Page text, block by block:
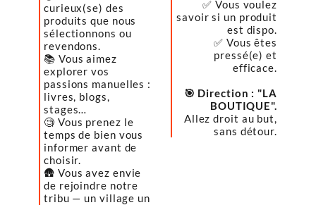
curieux(se) des
produits que nous
sélectionnons ou
revendons.
📚 Vous aimez
explorer vos
passions manuelles :
livres, blogs,
stages…
🧐 Vous prenez le
temps de bien vous
informer avant de
choisir.
🛖 Vous avez envie
de rejoindre notre
tribu — un village un
✅ Vous voulez
savoir si un produit
est dispo.
✅ Vous êtes
pressé(e) et
efficace.
🎯 Direction : "LA
BOUTIQUE".
Allez droit au but,
sans détour.